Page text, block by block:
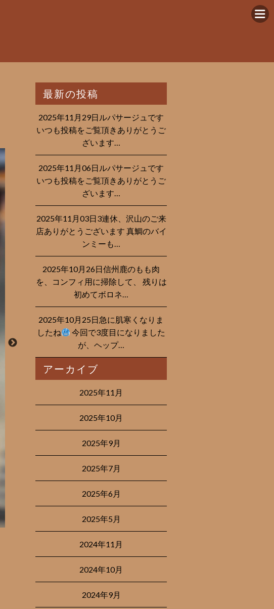
最新の投稿
2025年11月29日ルパサージュです︎
いつも投稿をご覧頂きありがとうご
ざいます…
2025年11月06日ルパサージュです︎
いつも投稿をご覧頂きありがとうご
ざいます…
2025年11月03日3連休、沢山のご来
店ありがとうございます 真鯛のバイ
ンミーも…
2025年10月26日信州鹿のもも肉
を、コンフィ用に掃除して、 残りは
初めてボロネ…
2025年10月25日急に肌寒くなりま
したね
今回で3度目になりました
が、ヘップ…
アーカイブ
2025年11月
2025年10月
2025年9月
2025年7月
2025年6月
2025年5月
2024年11月
2024年10月
2024年9月